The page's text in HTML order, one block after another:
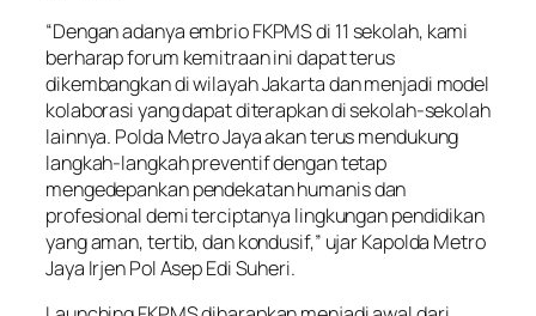
“Dengan adanya embrio FKPMS di 11 sekolah, kami
berharap forum kemitraan ini dapat terus
dikembangkan di wilayah Jakarta dan menjadi model
kolaborasi yang dapat diterapkan di sekolah-sekolah
lainnya. Polda Metro Jaya akan terus mendukung
langkah-langkah preventif dengan tetap
mengedepankan pendekatan humanis dan
profesional demi terciptanya lingkungan pendidikan
yang aman, tertib, dan kondusif,” ujar Kapolda Metro
Jaya Irjen Pol Asep Edi Suheri.